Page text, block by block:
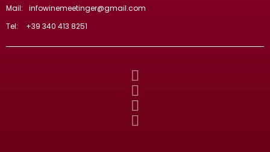
Mail:
infowinemeetinger@gmail.com
Tel:
+39 340 413 8251